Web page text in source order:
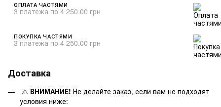
ОПЛАТА ЧАСТЯМИ
3 платежа по 4 250.00 грн
ПОКУПКА ЧАСТЯМИ
3 платежа по 4 250.00 грн
Доставка
⚠️ ВНИМАНИЕ! Не делайте заказ, если вам не подходят
условия ниже: